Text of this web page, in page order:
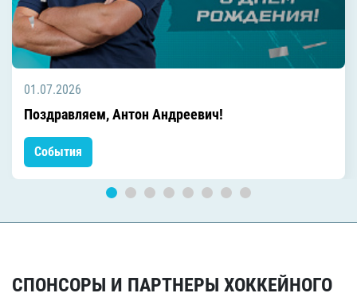
01.07.2026
Поздравляем, Антон Андреевич!
События
СПОНСОРЫ И ПАРТНЕРЫ ХОККЕЙНОГО